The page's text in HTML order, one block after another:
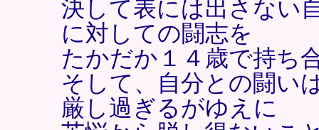
決して表には出さない
に対しての闘志を
たかだか１４歳で持ち
そして、自分との闘い
厳し過ぎるがゆえに